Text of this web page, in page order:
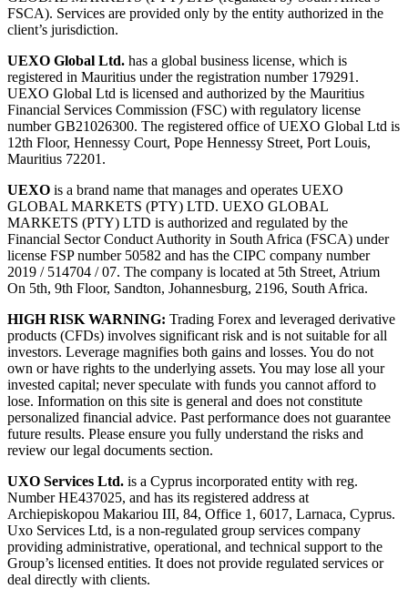
FSCA). Services are provided only by the entity authorized in the
client’s jurisdiction.
UEXO Global Ltd. has a global business license, which is
registered in Mauritius under the registration number 179291.
UEXO Global Ltd is licensed and authorized by the Mauritius
Financial Services Commission (FSC) with regulatory license
number GB21026300. The registered office of UEXO Global Ltd is
12th Floor, Hennessy Court, Pope Hennessy Street, Port Louis,
Mauritius 72201.
UEXO is a brand name that manages and operates UEXO
GLOBAL MARKETS (PTY) LTD. UEXO GLOBAL
MARKETS (PTY) LTD is authorized and regulated by the
Financial Sector Conduct Authority in South Africa (FSCA) under
license FSP number 50582 and has the CIPC company number
2019 / 514704 / 07. The company is located at 5th Street, Atrium
On 5th, 9th Floor, Sandton, Johannesburg, 2196, South Africa.
HIGH RISK WARNING: Trading Forex and leveraged derivative
products (CFDs) involves significant risk and is not suitable for all
investors. Leverage magnifies both gains and losses. You do not
own or have rights to the underlying assets. You may lose all your
invested capital; never speculate with funds you cannot afford to
lose. Information on this site is general and does not constitute
personalized financial advice. Past performance does not guarantee
future results. Please ensure you fully understand the risks and
review our legal documents section.
UXO Services Ltd. is a Cyprus incorporated entity with reg.
Number HE437025, and has its registered address at
Archiepiskopou Makariou III, 84, Office 1, 6017, Larnaca, Cyprus.
Uxo Services Ltd, is a non-regulated group services company
providing administrative, operational, and technical support to the
Group’s licensed entities. It does not provide regulated services or
deal directly with clients.